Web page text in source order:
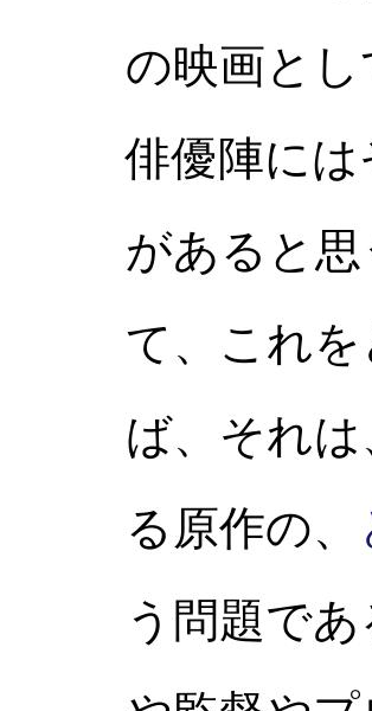
の映画と
俳優陣に
があると
て、これ
ば、それ
る原作の、
う問題で